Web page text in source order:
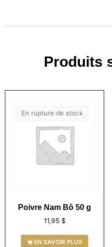
Produits
En rupture de stock
Poivre Nam Bô 50 g
11,95 $
EN SAVOIR PLUS